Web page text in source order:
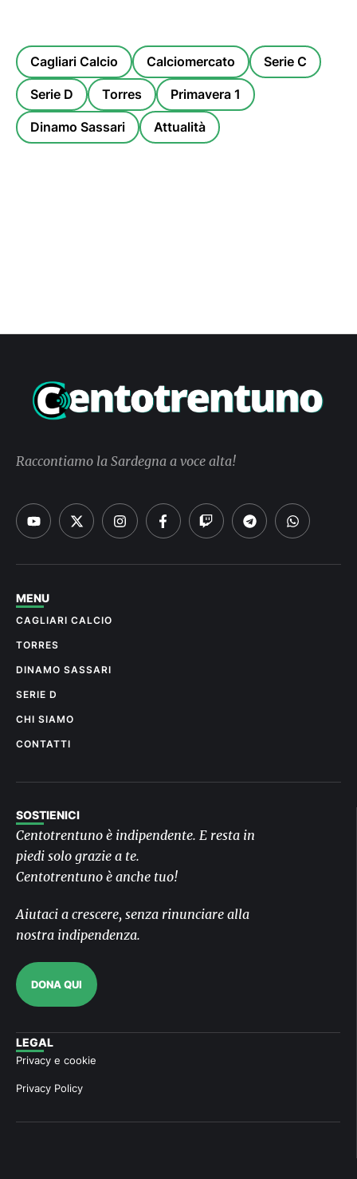
Cagliari Calcio Calciomercato Serie C
Serie D Torres Primavera 1
Dinamo Sassari Attualità
Raccontiamo la Sardegna a voce alta!
MENU
CAGLIARI CALCIO
TORRES
DINAMO SASSARI
SERIE D
CHI SIAMO
CONTATTI
SOSTIENICI
Centotrentuno è indipendente. E resta in
piedi solo grazie a te.
Centotrentuno è anche tuo!
Aiutaci a crescere, senza rinunciare alla
nostra indipendenza.
DONA QUI
LEGAL
Privacy e cookie
Privacy Policy